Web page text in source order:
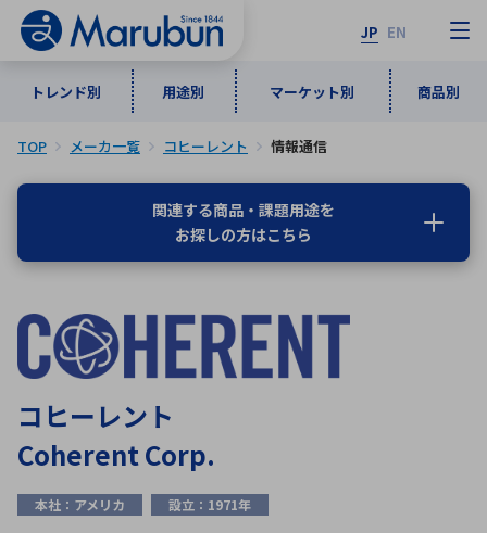
JP EN
トレンド別 用途別 マーケット別 商品別
トレンド別
インダストリアルDXソリューション
5G・Local 5G
ワイヤレス給電
ロボティクス（AI）
用途別
通信・ネットワーク
監視・セキュリティ
計測・検出
品質管理・検査
マーケット別
民生
商品別
ICTソリューション
メーカ一覧
な行
ま行
ら行
わ行
アルファベット順
A B
TOP メーカ一覧 コヒーレント 情報通信
関連する商品・課題用途を
お探しの方はこちら
コヒーレント
Coherent Corp.
本社：アメリカ 設立：1971年